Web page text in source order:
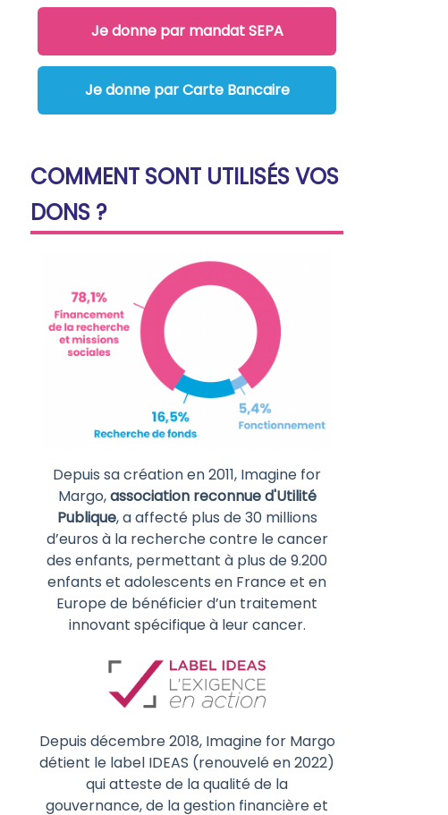
Je donne par mandat SEPA
Je donne par Carte Bancaire
COMMENT SONT UTILISÉS VOS
DONS ?
Depuis sa création en 2011, Imagine for
Margo,association reconnue d'Utilité
Publique, a affecté plus de 30 millions
d’euros à la recherche contre le cancer
des enfants, permettant à plus de 9.200
enfants et adolescents en France et en
Europe de bénéficier d’un traitement
innovant spécifique à leur cancer.
Depuis décembre 2018, Imagine for Margo
détient le label IDEAS (renouvelé en 2022)
qui atteste de la qualité de la
gouvernance, de la gestion financière et